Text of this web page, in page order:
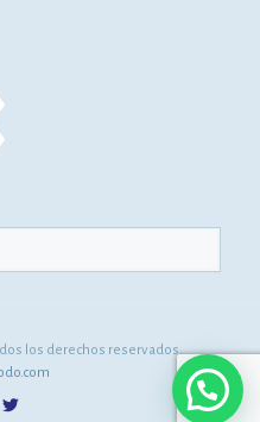
los derechos reservados.